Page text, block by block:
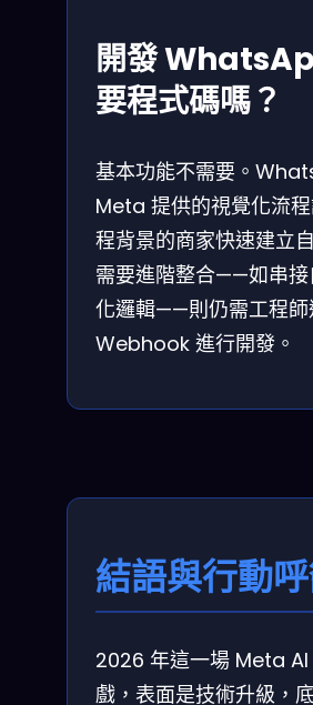
開發
要程式碼嗎？
基本功能不需要。
Meta 提供的視覺化流
程背景的商家快速建立
需要進階整合——如串接
化邏輯——則仍需工程師
Webhook 進行開發。
結語與行動
2026 年這一場 Meta
戲，表面是技術升級，